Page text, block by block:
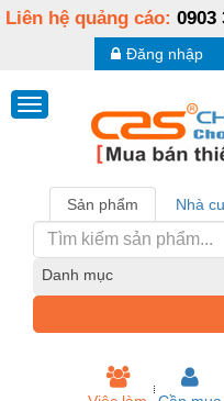
Liên hệ quảng cáo: 0903
Đăng nhập
Sản phẩm Nhà
Danh mục